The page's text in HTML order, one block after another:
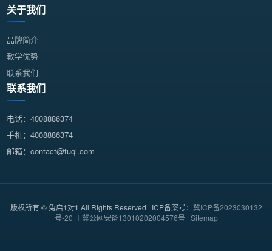
关于我们
品牌简介
教学优势
联系我们
联系我们
电话：4008886374
手机：4008886374
邮箱：contact@tuqi.com
版权所有 © 兔启1对1 All Rights Reserved ICP备案号： 冀ICP备2023030132
号-20 丨冀公网安备13010202004576号 Sitemap